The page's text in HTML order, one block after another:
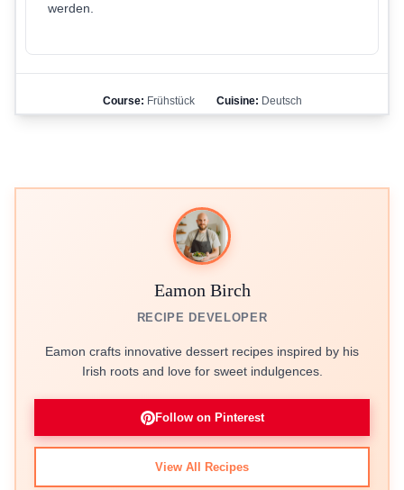
werden.
Course: Frühstück Cuisine: Deutsch
Eamon Birch
RECIPE DEVELOPER
Eamon crafts innovative dessert recipes inspired by his
Irish roots and love for sweet indulgences.
Follow on Pinterest
View All Recipes